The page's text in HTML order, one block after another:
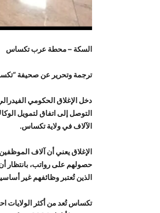
السكة – محطة عرب تكساس
ترجمة وتحرير عن صحيفة
دخل الإغلاق الحكومي
التوصل إلى اتفاق لتمويل
الآلاف في ولاية تكساس.
الإغلاق يعني أن آلاف
حصولهم على رواتب، بانتظار
الذين تُعتبر وظائفهم غير